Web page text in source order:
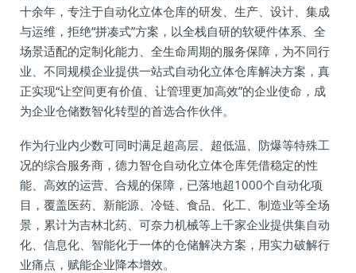
十余年，专注于自动化立体仓库的研发、生产、设计、集成
与运维，拒绝“拼凑式”方案，以全栈自研的软硬件体系、全
场景适配的定制化能力、全生命周期的服务保障，为不同行
业、不同规模企业提供一站式自动化立体仓库解决方案，真
正实现“让空间更有价值、让管理更加高效”的企业使命，成
为企业仓储数智化转型的首选合作伙伴。
作为行业内少数可同时满足超高层、超低温、防爆等特殊工
况的综合服务商，德力智仓自动化立体仓库凭借稳定的性
能、高效的运营、合规的保障，已落地超1000个自动化项
目，覆盖医药、新能源、冷链、食品、化工、制造业等全场
景，累计为吉林北药、可奈力机械等上千家企业提供集自动
化、信息化、智能化于一体的仓储解决方案，用实力破解行
业痛点，赋能企业降本增效。